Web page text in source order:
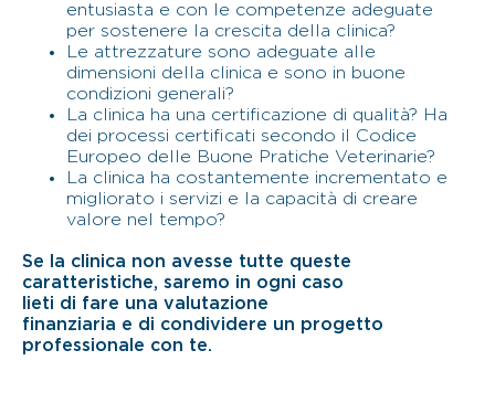
entusiasta e con le competenze adeguate
per sostenere la crescita della clinica?
Le attrezzature sono adeguate alle
dimensioni della clinica e sono in buone
condizioni generali?
La clinica ha una certificazione di qualità? Ha
dei processi certificati secondo il Codice
Europeo delle Buone Pratiche Veterinarie?
La clinica ha costantemente incrementato e
migliorato i servizi e la capacità di creare
valore nel tempo?
Se la clinica non avesse tutte queste
caratteristiche, saremo in ogni caso
lieti di fare una valutazione
finanziaria e di condividere un progetto
professionale con te.